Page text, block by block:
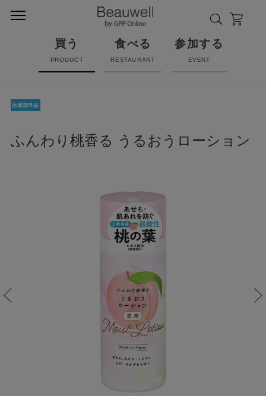
買う
PRODUCT
食べる
RESTAURANT
参加する
EVENT
ふんわり桃香る うるおうローション